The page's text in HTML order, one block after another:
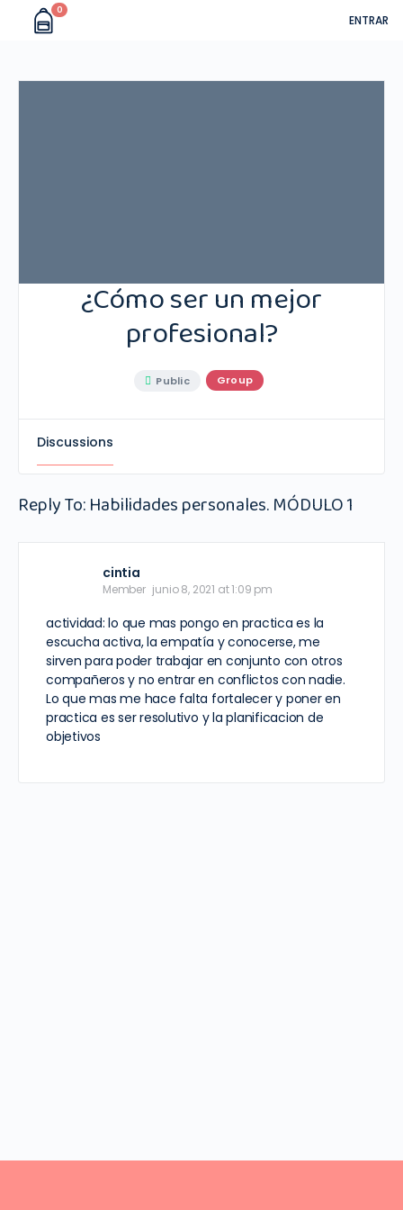
0
ENTRAR
¿Cómo ser un mejor
profesional?
Public Group
Discussions
Reply To: Habilidades personales. MÓDULO 1
cintia
Member junio 8, 2021 at 1:09 pm
actividad: lo que mas pongo en practica es la
escucha activa, la empatía y conocerse, me
sirven para poder trabajar en conjunto con otros
compañeros y no entrar en conflictos con nadie.
Lo que mas me hace falta fortalecer y poner en
practica es ser resolutivo y la planificacion de
objetivos